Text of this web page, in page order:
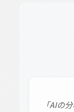
「AIの